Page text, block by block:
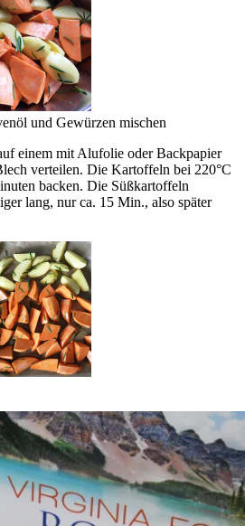
und Gewürzen mischen
einem mit Alufolie oder Backpapier
verteilen. Die Kartoffeln bei 220°C
backen. Die Süßkartoffeln
lang, nur ca. 15 Min., also später